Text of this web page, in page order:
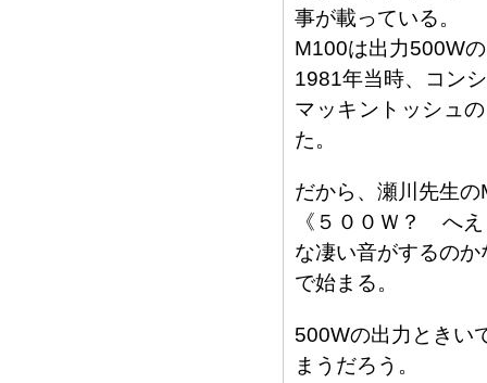
事が載っている。
M100は出力500W
1981年当時、コン
マッキントッシュ
た。
だから、瀬川先生
《５００Ｗ？ へ
な凄い音がするの
で始まる。
500Wの出力ときい
まうだろう。